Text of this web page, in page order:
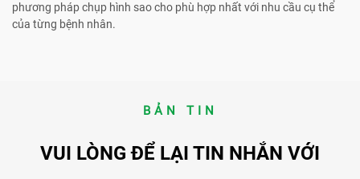
phương pháp chụp hình sao cho phù hợp nhất với nhu cầu cụ thể
của từng bệnh nhân.
BẢN TIN
VUI LÒNG ĐỂ LẠI TIN NHẮN VỚI